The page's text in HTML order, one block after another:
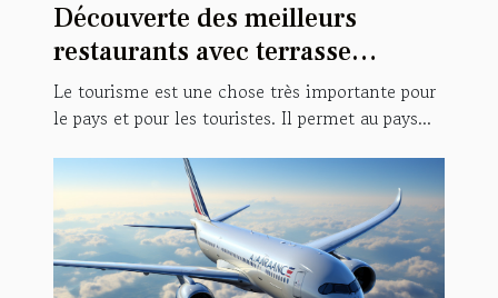
Découverte des meilleurs
restaurants avec terrasse
pendant le tourisme à
Strasbourg ?
Le tourisme est une chose très importante pour
le pays et pour les touristes. Il permet au pays...